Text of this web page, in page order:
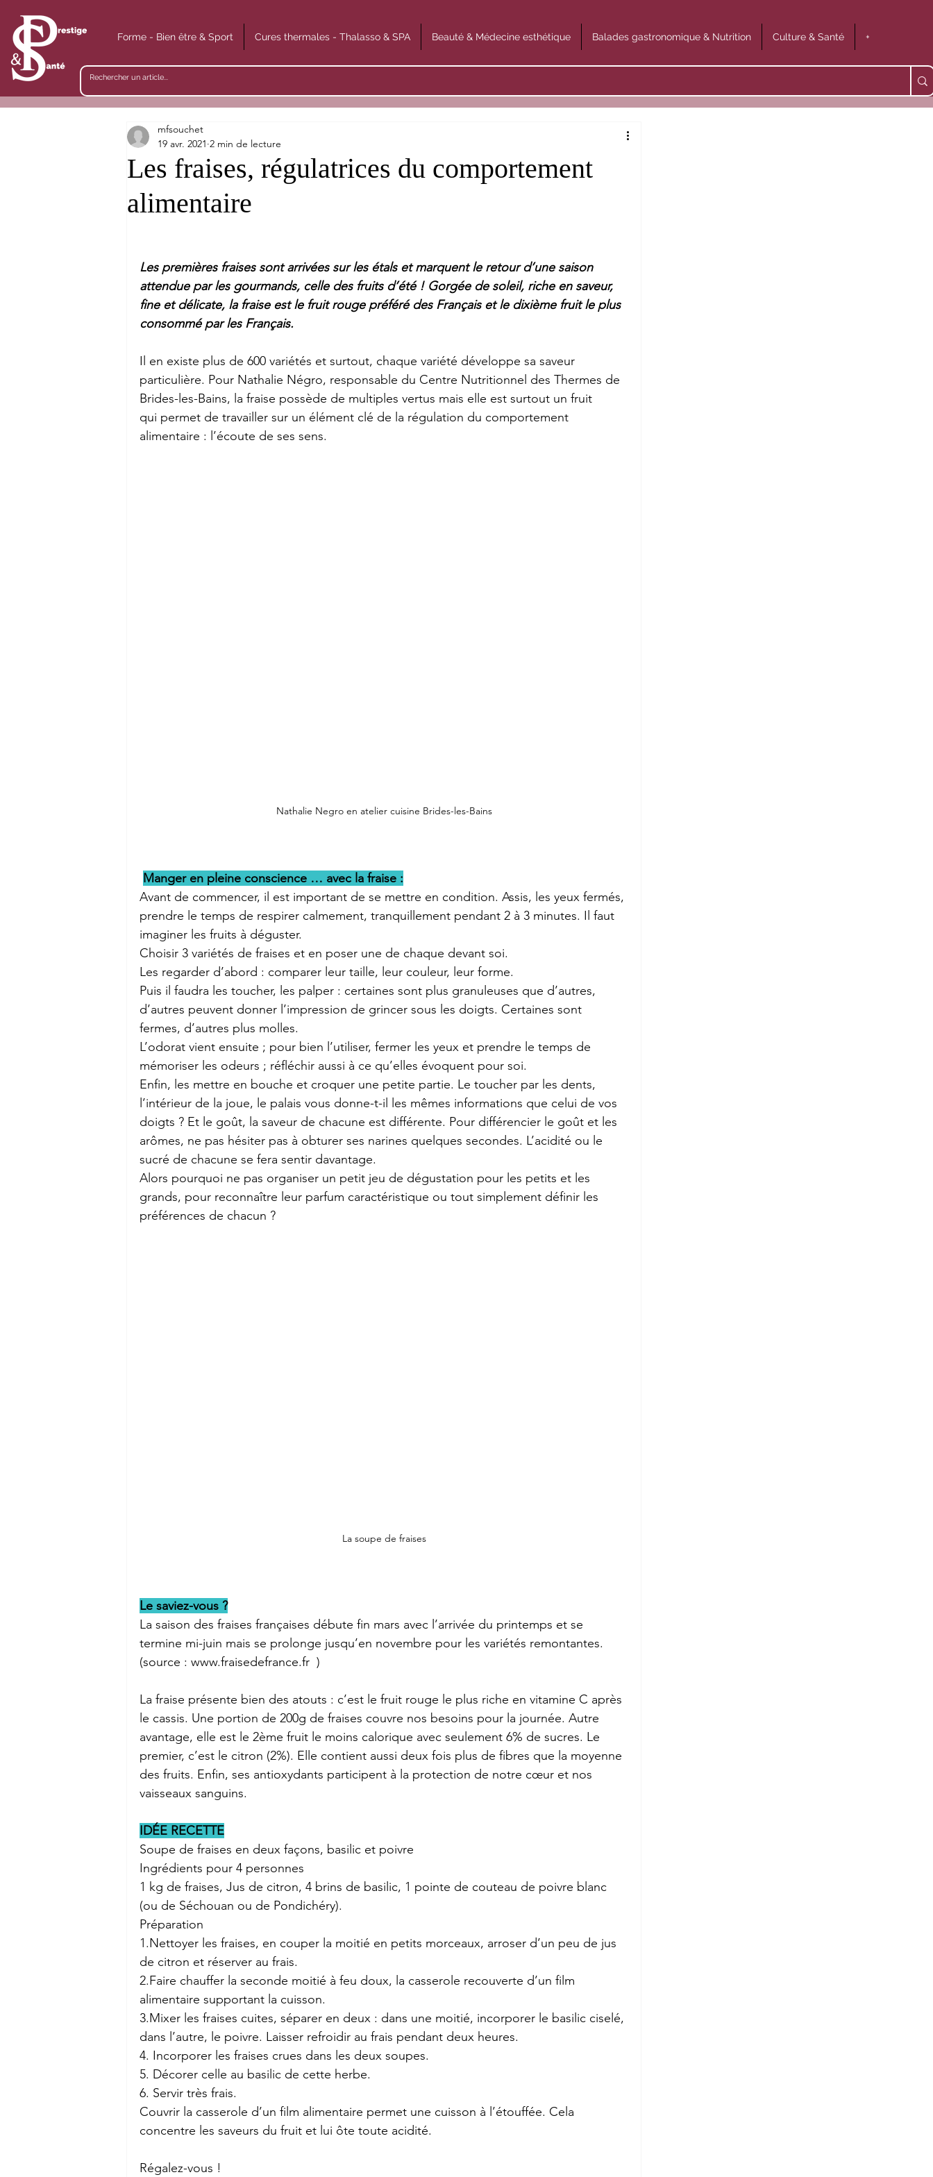
Forme - Bien être & Sport Cures thermales - Thalasso & SPA Beauté & Médecine esthétique Balades gastronomique & Nutrition Culture & Santé +
Les fraises, régulatrices du comportement
alimentaire
mfsouchet
19 avr. 2021 2 min de lecture
Les premières fraises sont arrivées sur les étals et marquent le retour d’une saison
attendue par les gourmands, celle des fruits d’été ! Gorgée de soleil, riche en saveur,
fine et délicate, la fraise est le fruit rouge préféré des Français et le dixième fruit le plus
consommé par les Français.
Il en existe plus de 600 variétés et surtout, chaque variété développe sa saveur
particulière. Pour Nathalie Négro, responsable du Centre Nutritionnel des Thermes de
Brides-les-Bains, la fraise possède de multiples vertus mais elle est surtout un fruit
qui permet de travailler sur un élément clé de la régulation du comportement
alimentaire : l’écoute de ses sens.
Nathalie Negro en atelier cuisine Brides-les-Bains
Manger en pleine conscience … avec la fraise :
Avant de commencer, il est important de se mettre en condition. Assis, les yeux fermés,
prendre le temps de respirer calmement, tranquillement pendant 2 à 3 minutes. Il faut
imaginer les fruits à déguster.
Choisir 3 variétés de fraises et en poser une de chaque devant soi.
Les regarder d’abord : comparer leur taille, leur couleur, leur forme.
Puis il faudra les toucher, les palper : certaines sont plus granuleuses que d’autres,
d’autres peuvent donner l’impression de grincer sous les doigts. Certaines sont
fermes, d’autres plus molles.
L’odorat vient ensuite ; pour bien l’utiliser, fermer les yeux et prendre le temps de
mémoriser les odeurs ; réfléchir aussi à ce qu’elles évoquent pour soi.
Enfin, les mettre en bouche et croquer une petite partie. Le toucher par les dents,
l’intérieur de la joue, le palais vous donne-t-il les mêmes informations que celui de vos
doigts ? Et le goût, la saveur de chacune est différente. Pour différencier le goût et les
arômes, ne pas hésiter pas à obturer ses narines quelques secondes. L’acidité ou le
sucré de chacune se fera sentir davantage.
Alors pourquoi ne pas organiser un petit jeu de dégustation pour les petits et les
grands, pour reconnaître leur parfum caractéristique ou tout simplement définir les
préférences de chacun ?
La soupe de fraises
Le saviez-vous ?
La saison des fraises françaises débute fin mars avec l’arrivée du printemps et se
termine mi-juin mais se prolonge jusqu’en novembre pour les variétés remontantes.
(source : www.fraisedefrance.fr  )
La fraise présente bien des atouts : c’est le fruit rouge le plus riche en vitamine C après
le cassis. Une portion de 200g de fraises couvre nos besoins pour la journée. Autre
avantage, elle est le 2ème fruit le moins calorique avec seulement 6% de sucres. Le
premier, c’est le citron (2%). Elle contient aussi deux fois plus de fibres que la moyenne
des fruits. Enfin, ses antioxydants participent à la protection de notre cœur et nos
vaisseaux sanguins.
IDÉE RECETTE
Soupe de fraises en deux façons, basilic et poivre
Ingrédients pour 4 personnes
1 kg de fraises, Jus de citron, 4 brins de basilic, 1 pointe de couteau de poivre blanc
(ou de Séchouan ou de Pondichéry).
Préparation
1.Nettoyer les fraises, en couper la moitié en petits morceaux, arroser d’un peu de jus
de citron et réserver au frais.
2.Faire chauffer la seconde moitié à feu doux, la casserole recouverte d’un film
alimentaire supportant la cuisson.
3.Mixer les fraises cuites, séparer en deux : dans une moitié, incorporer le basilic ciselé,
dans l’autre, le poivre. Laisser refroidir au frais pendant deux heures.
4. Incorporer les fraises crues dans les deux soupes.
5. Décorer celle au basilic de cette herbe.
6. Servir très frais.
Couvrir la casserole d’un film alimentaire permet une cuisson à l’étouffée. Cela
concentre les saveurs du fruit et lui ôte toute acidité.
Régalez-vous !